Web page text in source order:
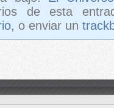
de esta
, o enviar un